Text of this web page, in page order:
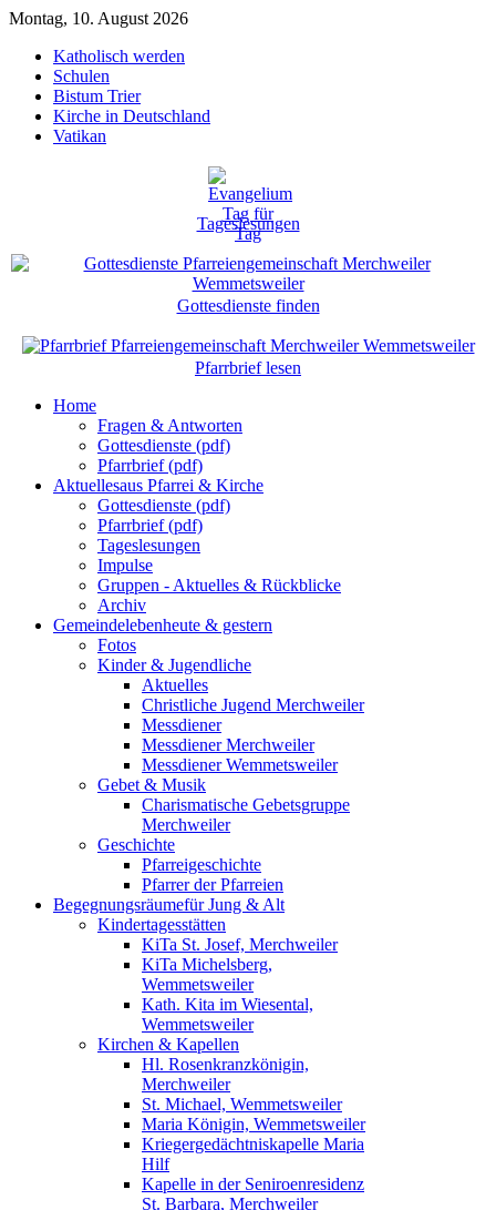
Montag, 10. August 2026
Katholisch werden
Schulen
Bistum Trier
Kirche in Deutschland
Vatikan
Tageslesungen
Gottesdienste finden
Pfarrbrief lesen
Home
Fragen & Antworten
Gottesdienste (pdf)
Pfarrbrief (pdf)
Aktuellesaus Pfarrei & Kirche
Gottesdienste (pdf)
Pfarrbrief (pdf)
Tageslesungen
Impulse
Gruppen - Aktuelles & Rückblicke
Archiv
Gemeindelebenheute & gestern
Fotos
Kinder & Jugendliche
Aktuelles
Christliche Jugend Merchweiler
Messdiener
Messdiener Merchweiler
Messdiener Wemmetsweiler
Gebet & Musik
Charismatische Gebetsgruppe
Merchweiler
Geschichte
Pfarreigeschichte
Pfarrer der Pfarreien
Begegnungsräumefür Jung & Alt
Kindertagesstätten
KiTa St. Josef, Merchweiler
KiTa Michelsberg,
Wemmetsweiler
Kath. Kita im Wiesental,
Wemmetsweiler
Kirchen & Kapellen
Hl. Rosenkranzkönigin,
Merchweiler
St. Michael, Wemmetsweiler
Maria Königin, Wemmetsweiler
Kriegergedächtniskapelle Maria
Hilf
Kapelle in der Seniroenresidenz
St. Barbara, Merchweiler